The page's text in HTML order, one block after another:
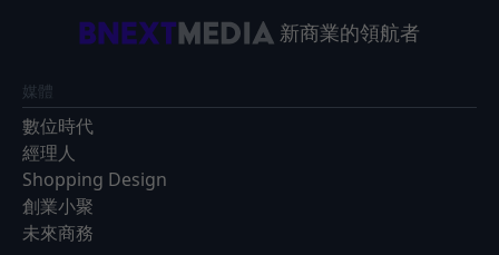
新商業的領航者
媒體
數位時代
經理人
Shopping Design
創業小聚
未來商務